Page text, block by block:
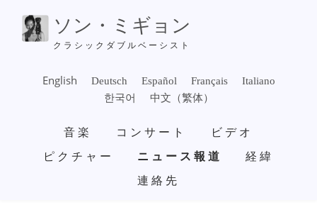
ソン・ミギョン
クラシックダブルベーシスト
English Deutsch Español Français
Italiano
한국어
中文（繁体）
音楽 コンサート
ビデオ
ピクチャー
ニュース報道
経緯
連絡先